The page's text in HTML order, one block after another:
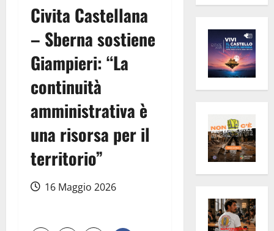
Civita Castellana
– Sberna sostiene
Giampieri: “La
continuità
amministrativa è
una risorsa per il
territorio”
16 Maggio 2026